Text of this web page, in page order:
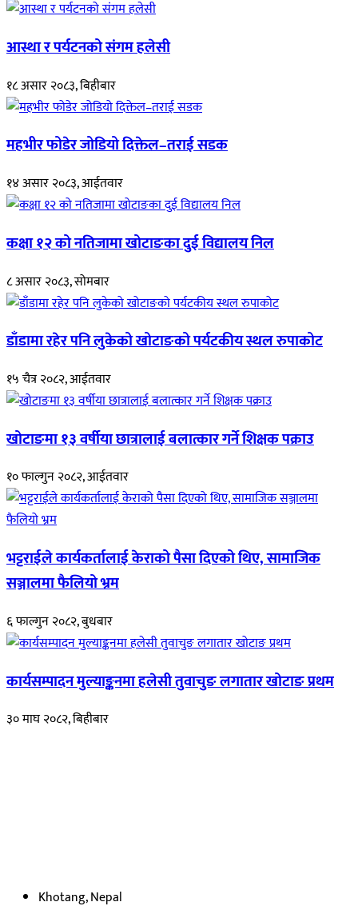
आस्था र पर्यटनको संगम हलेसी
१८ असार २०८३, बिहीबार
महभीर फोडेर जोडियो दिक्तेल–तराई सडक
१४ असार २०८३, आईतवार
कक्षा १२ को नतिजामा खोटाङका दुई विद्यालय निल
८ असार २०८३, सोमबार
डाँडामा रहेर पनि लुकेको खोटाङको पर्यटकीय स्थल रुपाकोट
१५ चैत्र २०८२, आईतवार
खोटाङमा १३ वर्षीया छात्रालाई बलात्कार गर्ने शिक्षक पक्राउ
१० फाल्गुन २०८२, आईतवार
भट्टराईले कार्यकर्तालाई केराको पैसा दिएको थिए, सामाजिक
सञ्जालमा फैलियो भ्रम
६ फाल्गुन २०८२, बुधबार
कार्यसम्पादन मुल्याङ्कनमा हलेसी तुवाचुङ लगातार खोटाङ प्रथम
३० माघ २०८२, बिहीबार
Khotang, Nepal